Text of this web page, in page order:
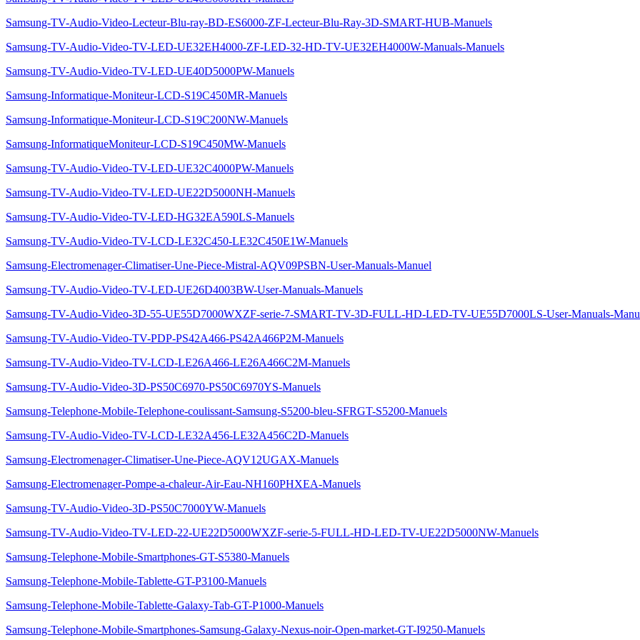
Samsung-TV-Audio-Video-Lecteur-Blu-ray-BD-ES6000-ZF-Lecteur-Blu-Ray-3D-SMART-HUB-Manuels
Samsung-TV-Audio-Video-TV-LED-UE32EH4000-ZF-LED-32-HD-TV-UE32EH4000W-Manuals-Manuels
Samsung-TV-Audio-Video-TV-LED-UE40D5000PW-Manuels
Samsung-Informatique-Moniteur-LCD-S19C450MR-Manuels
Samsung-Informatique-Moniteur-LCD-S19C200NW-Manuels
Samsung-InformatiqueMoniteur-LCD-S19C450MW-Manuels
Samsung-TV-Audio-Video-TV-LED-UE32C4000PW-Manuels
Samsung-TV-Audio-Video-TV-LED-UE22D5000NH-Manuels
Samsung-TV-Audio-Video-TV-LED-HG32EA590LS-Manuels
Samsung-TV-Audio-Video-TV-LCD-LE32C450-LE32C450E1W-Manuels
Samsung-Electromenager-Climatiser-Une-Piece-Mistral-AQV09PSBN-User-Manuals-Manuel
Samsung-TV-Audio-Video-TV-LED-UE26D4003BW-User-Manuals-Manuels
Samsung-TV-Audio-Video-3D-55-UE55D7000WXZF-serie-7-SMART-TV-3D-FULL-HD-LED-TV-UE55D7000LS-User-Manuals-
Samsung-TV-Audio-Video-TV-PDP-PS42A466-PS42A466P2M-Manuels
Samsung-TV-Audio-Video-TV-LCD-LE26A466-LE26A466C2M-Manuels
Samsung-TV-Audio-Video-3D-PS50C6970-PS50C6970YS-Manuels
Samsung-Telephone-Mobile-Telephone-coulissant-Samsung-S5200-bleu-SFRGT-S5200-Manuels
Samsung-TV-Audio-Video-TV-LCD-LE32A456-LE32A456C2D-Manuels
Samsung-Electromenager-Climatiser-Une-Piece-AQV12UGAX-Manuels
Samsung-Electromenager-Pompe-a-chaleur-Air-Eau-NH160PHXEA-Manuels
Samsung-TV-Audio-Video-3D-PS50C7000YW-Manuels
Samsung-TV-Audio-Video-TV-LED-22-UE22D5000WXZF-serie-5-FULL-HD-LED-TV-UE22D5000NW-Manuels
Samsung-Telephone-Mobile-Smartphones-GT-S5380-Manuels
Samsung-Telephone-Mobile-Tablette-GT-P3100-Manuels
Samsung-Telephone-Mobile-Tablette-Galaxy-Tab-GT-P1000-Manuels
Samsung-Telephone-Mobile-Smartphones-Samsung-Galaxy-Nexus-noir-Open-market-GT-I9250-Manuels